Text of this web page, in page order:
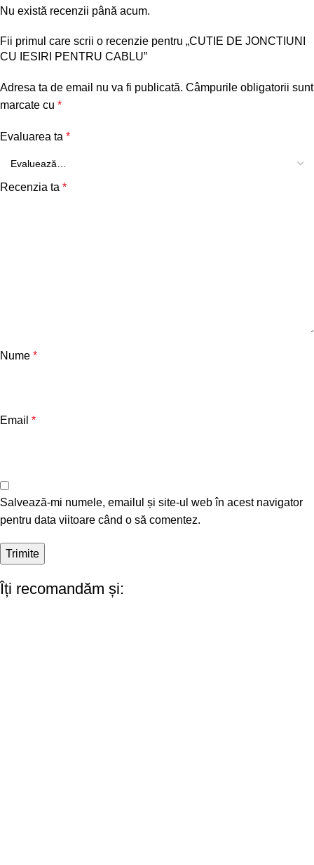
Nu există recenzii până acum.
Fii primul care scrii o recenzie pentru „CUTIE DE JONCTIUNI
CU IESIRI PENTRU CABLU”
Adresa ta de email nu va fi publicată. Câmpurile obligatorii sunt
marcate cu *
Evaluarea ta *
Recenzia ta *
Nume *
Email *
Salvează-mi numele, emailul și site-ul web în acest navigator
pentru data viitoare când o să comentez.
Îți recomandăm și: